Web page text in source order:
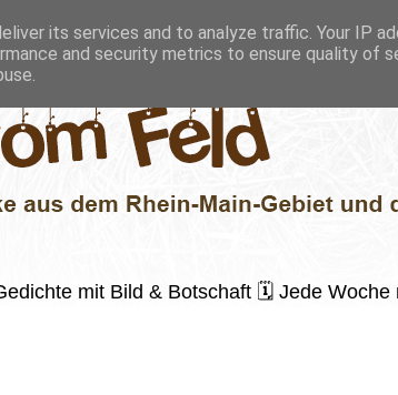
mit Bild & Botschaft 🗓 Jede Woche
its services and to analyze traffic. Your IP
and security metrics to ensure quality of